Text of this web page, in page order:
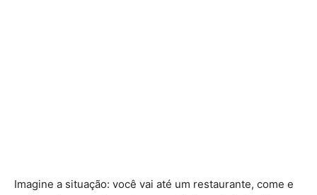
Imagine a situação: você vai até um restaurante, come e